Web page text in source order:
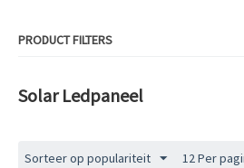
PRODUCT FILTERS
Solar Ledpaneel
Sorteer op populariteit 12 Per